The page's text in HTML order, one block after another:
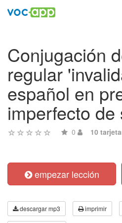
Conjugación
regular
español en
imperfecto de
0 10
empezar lección
descargar mp3 imprimir